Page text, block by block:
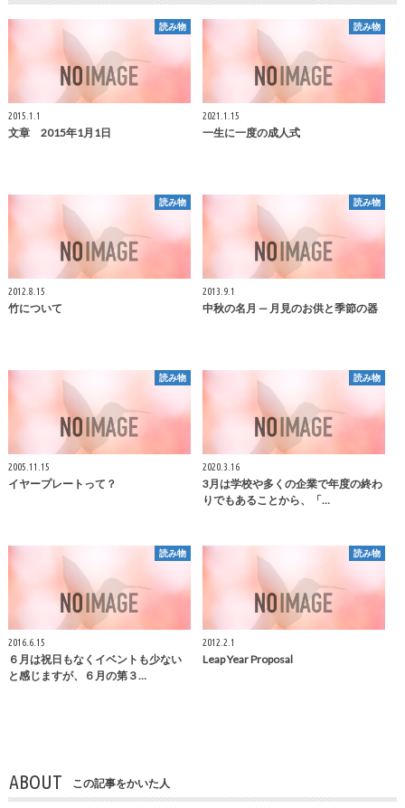
読み物
2015.1.1
文章 2015年1月1日
読み物
2021.1.15
一生に一度の成人式
読み物
2012.8.15
竹について
読み物
2013.9.1
中秋の名月 — 月見のお供と季節の器
読み物
2005.11.15
イヤープレートって？
読み物
2020.3.16
3月は学校や多くの企業で年度の終わ
りでもあることから、「…
読み物
2016.6.15
６月は祝日もなくイベントも少ない
と感じますが、６月の第３…
読み物
2012.2.1
Leap Year Proposal
ABOUT この記事をかいた人